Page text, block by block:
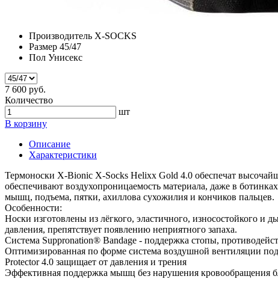
Производитель X-SOCKS
Размер 45/47
Пол Унисекс
7 600 руб.
Количество
шт
В корзину
Описание
Характеристики
Термоноски X-Bionic X-Socks Helixx Gold 4.0 обеспечат
обеспечивают воздухопроницаемость материала, даже в
мышц, подъема, пятки, ахиллова сухожилия и кончиков пальцев.
Особенности:
Носки изготовлены из лёгкого, эластичного, износостойкого и
давления, препятствует появлению неприятного запаха.
Система Suppronation® Bandage - поддержка стопы,
Оптимизированная по форме система воздушной вентиляции
Protector 4.0 защищает от давления и трения
Эффективная поддержка мышц без нарушения кровообращения